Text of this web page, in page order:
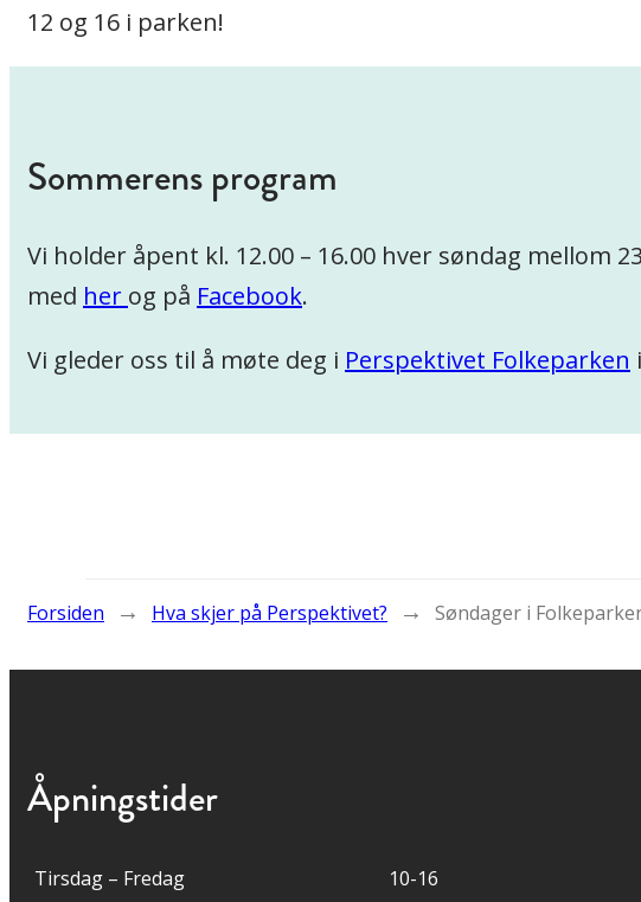
12 og 16 i parken!
Sommerens program
Vi holder åpent kl. 12.00 – 16.00 hver søndag
med her og på Facebook.
Vi gleder oss til å møte deg i Perspektivet Folkeparken
Forsiden → Hva skjer på Perspektivet? → Søndager i
Åpningstider
Tirsdag – Fredag
10-16